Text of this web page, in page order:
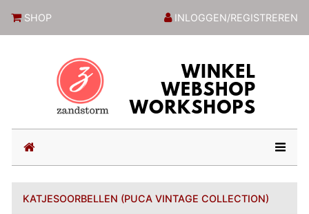
SHOP INLOGGEN/REGISTREREN
(current)
KATJESOORBELLEN (PUCA VINTAGE COLLECTION)